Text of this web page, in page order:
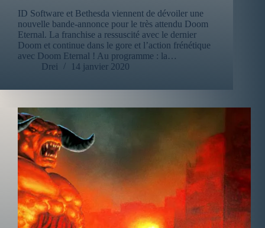
ID Software et Bethesda viennent de dévoiler une
nouvelle bande-annonce pour le très attendu Doom
Eternal. La franchise a ressuscité avec le dernier
Doom et continue dans le gore et l’action frénétique
avec Doom Eternal ! Au programme : la…
Drei
14 janvier 2020